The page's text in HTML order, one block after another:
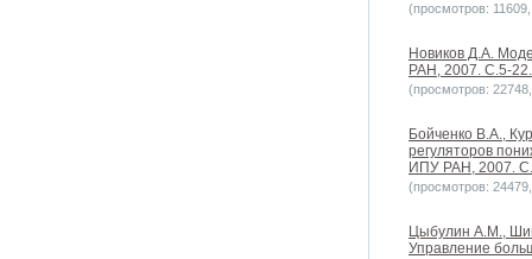
(просмотров:
Новиков Д.А.
РАН, 2007. С.5-22.
(просмотров:
Бойченко В.А.,
регуляторов
ИПУ РАН, 2007.
(просмотров:
Цыбулин А.М.,
Управление